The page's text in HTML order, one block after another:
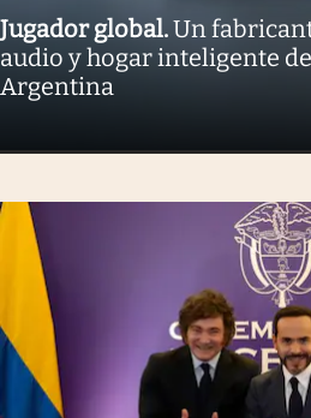
Jugador global.Un
audio y hogar inteligente
Argentina